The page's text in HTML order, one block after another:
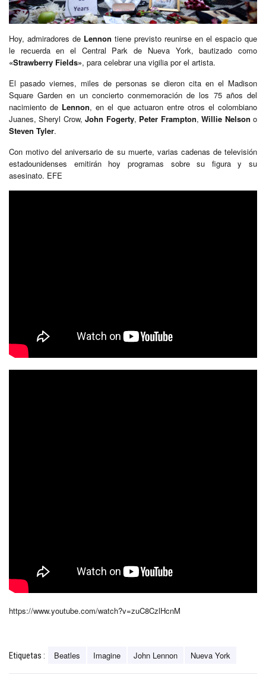
Hoy, admiradores de Lennon tiene previsto reunirse en el espacio que
le recuerda en el Central Park de Nueva York, bautizado como
«Strawberry Fields», para celebrar una vigilia por el artista.
El pasado viernes, miles de personas se dieron cita en el Madison
Square Garden en un concierto conmemoración de los 75 años del
nacimiento de Lennon, en el que actuaron entre otros el colombiano
Juanes, Sheryl Crow,John Fogerty, Peter Frampton,Willie Nelson o
Steven Tyler.
Con motivo del aniversario de su muerte, varias cadenas de televisión
estadounidenses emitirán hoy programas sobre su figura y su
asesinato. EFE
https://www.youtube.com/watch?v=zuC8CzlHcnM
Etiquetas : Beatles Imagine John Lennon Nueva York